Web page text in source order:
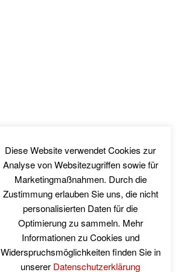
Diese Website verwendet Cookies zur
Analyse von Websitezugriffen sowie für
Marketingmaßnahmen. Durch die
Zustimmung erlauben Sie uns, die nicht
personalisierten Daten für die
Optimierung zu sammeln. Mehr
Informationen zu Cookies und
Widerspruchsmöglichkeiten finden Sie in
unserer Datenschutzerklärung